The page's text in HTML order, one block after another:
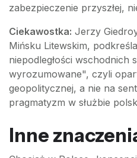
zabezpieczenie przyszłej,
Ciekawostka: Jerzy
Mińsku Litewskim,
niepodległości wschodnich
wyrozumowane", czyli
geopolitycznej, a nie na
pragmatyzm w służbie
Inne